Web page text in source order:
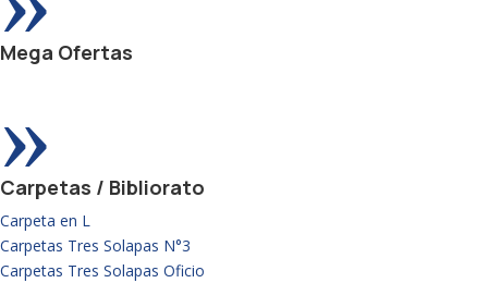
Mega Ofertas
»
Carpetas / Bibliorato
Carpeta en L
Carpetas Tres Solapas N°3
Carpetas Tres Solapas Oficio